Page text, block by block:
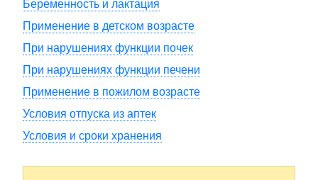
Беременность и лактация
Применение в детском возрасте
При нарушениях функции почек
При нарушениях функции печени
Применение в пожилом возрасте
Условия отпуска из аптек
Условия и сроки хранения